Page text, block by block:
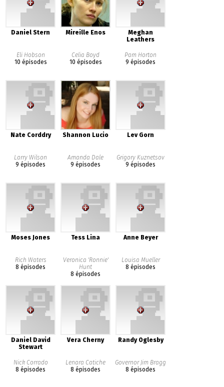
Daniel Stern
Eli Hobson
10 épisodes
Mireille Enos
Celia Boyd
10 épisodes
Meghan
Leathers
Pam Horton
9 épisodes
Nate Corddry
Larry Wilson
9 épisodes
Shannon Lucio
Amanda Dale
9 épisodes
Lev Gorn
Grigory Kuznetsov
9 épisodes
Moses Jones
Rich Waters
8 épisodes
Tess Lina
Veronica 'Ronnie'
Hunt
8 épisodes
Anne Beyer
Louisa Mueller
8 épisodes
Daniel David
Stewart
Nick Corrado
8 épisodes
Vera Cherny
Lenara Catiche
8 épisodes
Randy Oglesby
Governor Jim Bragg
8 épisodes